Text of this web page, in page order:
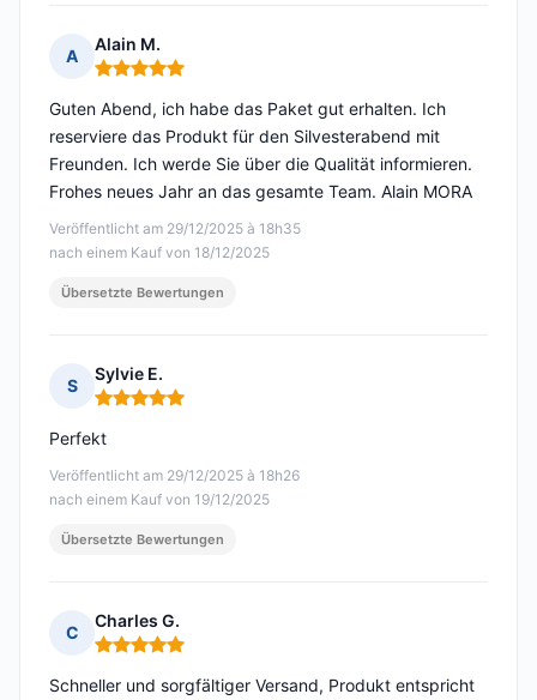
A
Alain M.
Hinweis: 5 von 5
Veröffentlicht am 29/12/2025 à 18h35
nach einem Kauf von 18/12/2025
Guten Abend, ich habe das Paket gut erhalten. Ich
reserviere das Produkt für den Silvesterabend mit
Freunden. Ich werde Sie über die Qualität informieren.
Frohes neues Jahr an das gesamte Team. Alain MORA
Übersetzte Bewertungen
S
Sylvie E.
Hinweis: 5 von 5
Veröffentlicht am 29/12/2025 à 18h26
nach einem Kauf von 19/12/2025
Perfekt
Übersetzte Bewertungen
C
Charles G.
Hinweis: 5 von 5
Schneller und sorgfältiger Versand, Produkt entspricht